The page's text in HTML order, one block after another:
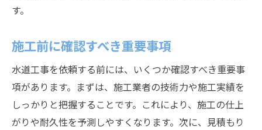
地域特有の施工チャレンジとその対策
水道工事のプロが語る静岡市特有の施工チャレ
ンジと対策
地形による施工の難易度と対処法
気候変動が及ぼす施工への影響
す。
施工前に確認すべき重要事項
水道工事を依頼する前には、いくつか確認すべき重要事
項があります。まずは、施工業者の技術力や施工実績を
しっかりと把握することです。これにより、施工の仕上
がりや耐久性を予測しやすくなります。次に、見積もり